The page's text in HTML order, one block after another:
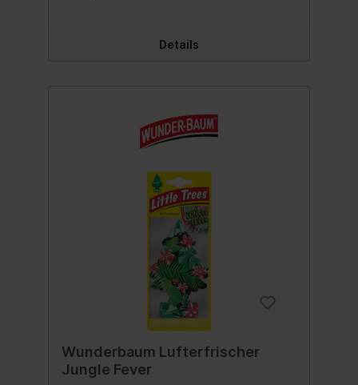
Details
Wunderbaum Lufterfrischer
Jungle Fever